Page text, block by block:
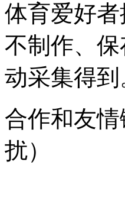
体育爱好
不制作、
动采集得
合作和友
扰）